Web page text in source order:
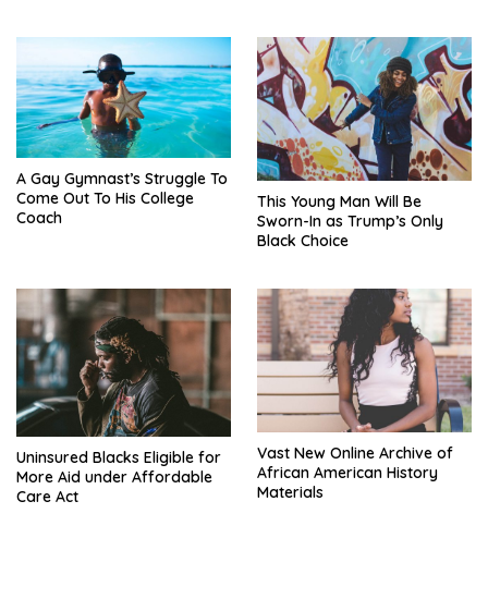
A Gay Gymnast’s Struggle To
Come Out To His College
Coach
This Young Man Will Be
Sworn-In as Trump’s Only
Black Choice
Uninsured Blacks Eligible for
More Aid under Affordable
Care Act
Vast New Online Archive of
African American History
Materials